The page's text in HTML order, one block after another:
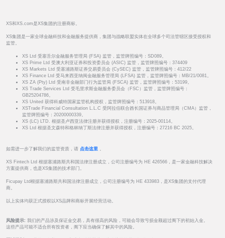
XS和XS.com是XS集团的注册商标。
XS集团是一家全球金融科技和金融服务提供商，集团与战略联盟实体在全球多个司法管辖区接受授权和
监管。
XS Ltd 受塞舌尔金融服务管理局 (FSA) 监管，监管牌照编号：SD089。
XS Prime Ltd 受澳大利亚证券和投资委员会 (ASIC) 监管，监管牌照编号：374409
XS Markets Ltd 受塞浦路斯证券交易委员会 (CySEC) 监管，监管牌照编号：412/22
XS Finance Ltd 受马来西亚纳闽金融服务管理局 (LFSA) 监管，监管牌照编号：MB/21/0081。
XS ZA (Pty) Ltd 受南非金融部门行为监管局 (FSCA) 监管，监管牌照编号：53199。
XS Trade Services Ltd 受毛里求斯金融服务委员会（FSC）监管，监管牌照编号：
GB25204786。
XS United 获得科威特国家监管机构授权，监管牌照编号：513918。
XSTrade Financial Consultation L.L.C 受阿拉伯联合酋长国证券与商品管理局（CMA）监管，
监管牌照编号：20200000339。
XS (LC) LTD. 根据圣卢西亚法律注册并获得授权，注册编号：2025-00114。
XS Ltd 根据圣文森特和格林纳丁斯法律注册并获得授权，注册编号：27216 BC 2025。
如需进一步了解我们的监管资质，请 点击这里 。
XS Fintech Ltd 根据塞浦路斯共和国法律注册成立，公司注册编号为 HE 426566，是一家金融科技解决
方案提供商，也是XS集团的技术部门。
Ficupay Ltd根据塞浦路斯共和国法律注册成立，公司注册编号为 HE 433983，是XS集团的支付代理
商。
以上实体均获正式授权以XS品牌和商标开展经营活动。
风险提示: 我们的产品涉及保证金交易，具有很高的风险，可能会导致亏损金额超过阁下的初始入金。
这些产品可能不适合所有投资者，阁下应当确保了解其中的风险。